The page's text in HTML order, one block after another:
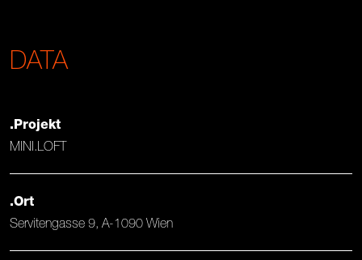
DATA
.Projekt
MINI.LOFT
.Ort
Servitengasse 9, A-1090 Wien